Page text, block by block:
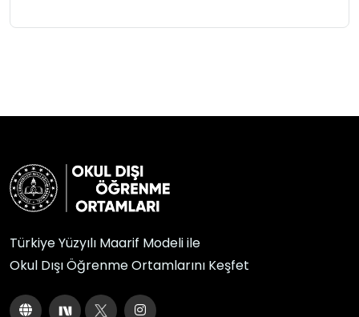
Türkiye Yüzyılı Maarif Modeli ile
Okul Dışı Öğrenme Ortamlarını Keşfet